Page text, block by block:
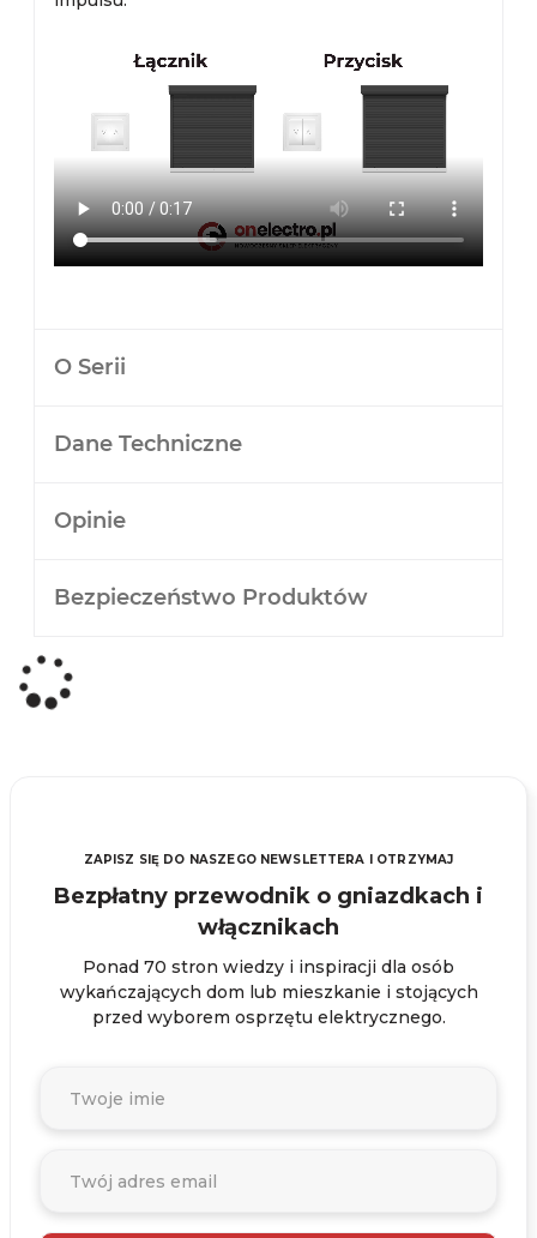
O Serii
Dane Techniczne
Opinie
Bezpieczeństwo Produktów
ZAPISZ SIĘ DO NASZEGO NEWSLETTERA I OTRZYMAJ
Bezpłatny przewodnik o gniazdkach i
włącznikach
Ponad 70 stron wiedzy i inspiracji dla osób
wykańczających dom lub mieszkanie i stojących
przed wyborem osprzętu elektrycznego.